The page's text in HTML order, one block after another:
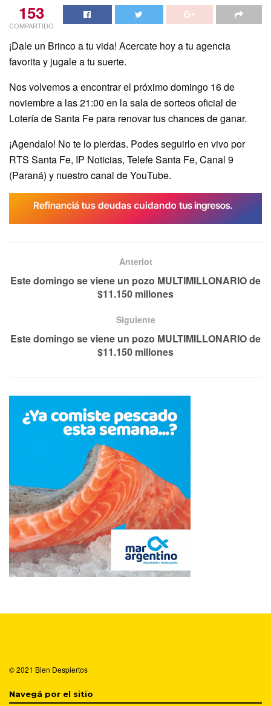
153
COMPARTIDO
¡Dale un Brinco a tu vida! Acercate hoy a tu agencia
favorita y jugale a tu suerte.
Nos volvemos a encontrar el próximo domingo 16 de
noviembre a las 21:00 en la sala de sorteos oficial de
Lotería de Santa Fe para renovar tus chances de ganar.
¡Agendalo! No te lo pierdas. Podes seguirlo en vivo por
RTS Santa Fe, IP Noticias, Telefe Santa Fe, Canal 9
(Paraná) y nuestro canal de YouTube.
Anteriot
Este domingo se viene un pozo MULTIMILLONARIO de
$11.150 millones
Siguiente
Este domingo se viene un pozo MULTIMILLONARIO de
$11.150 millones
© 2021 Bien Despiertos
Navegá por el sitio